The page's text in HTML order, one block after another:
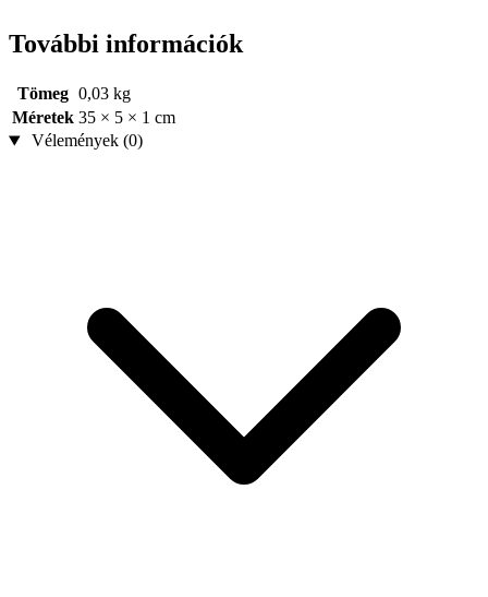
További információk
Tömeg 0,03 kg
Méretek 35 × 5 × 1 cm
Vélemények (0)